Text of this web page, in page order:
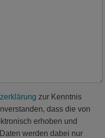
zur Kenntnis
dass die von
erhoben und
werden dabei nur